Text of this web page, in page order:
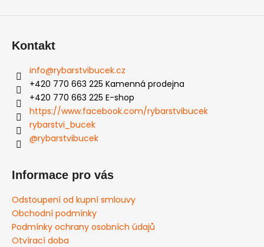
Kontakt
info@rybarstvibucek.cz
+420 770 663 225 Kamenná prodejna
+420 770 663 225 E-shop
https://www.facebook.com/rybarstvibucek
rybarstvi_bucek
@rybarstvibucek
Informace pro vás
Odstoupení od kupní smlouvy
Obchodní podmínky
Podmínky ochrany osobních údajů
Otvírací doba